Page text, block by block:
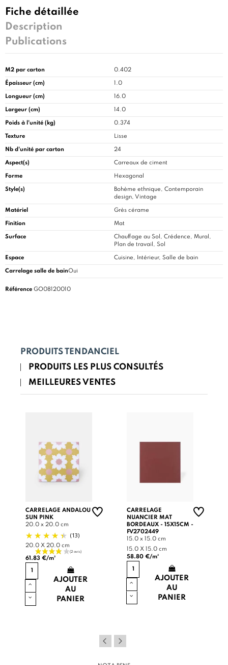
Fiche détaillée
Description
Publications
M2 par carton 0.402
Épaisseur (cm) 1.0
Longueur (cm) 16.0
Largeur (cm) 14.0
Poids à l'unité (kg) 0.374
Texture Lisse
Nb d'unité par carton 24
Aspect(s) Carreaux de ciment
Forme Hexagonal
Style(s)
Bohème ethnique, Contemporain
design, Vintage
Matériel Grès cérame
Finition Mat
Surface
Chauffage au Sol, Crédence, Mural,
Plan de travail, Sol
Espace Cuisine, Intérieur, Salle de bain
Carrelage salle de bainOui
Référence GO08120010
PRODUITS TENDANCIEL
PRODUITS LES PLUS CONSULTÉS
MEILLEURES VENTES
CARRELAGE ANDALOU
SUN PINK
20.0 x 20.0 cm
(13)
20.0 X 20.0 cm
61.83 €/m²
AJOUTER
AU
PANIER
CARRELAGE
NUANCIER MAT
BORDEAUX - 15X15CM -
FV2702449
15.0 x 15.0 cm
15.0 X 15.0 cm
58.80 €/m²
AJOUTER
AU
PANIER